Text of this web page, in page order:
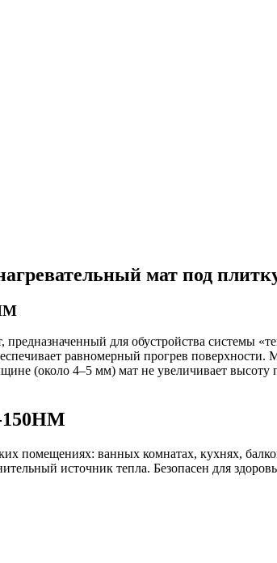
мат под
для обустройства системы
равномерный прогрев
(около 4–5 мм) мат не увеличивает высоту
помещениях: ванных комнатах, кухнях,
источник тепла. Безопасен для